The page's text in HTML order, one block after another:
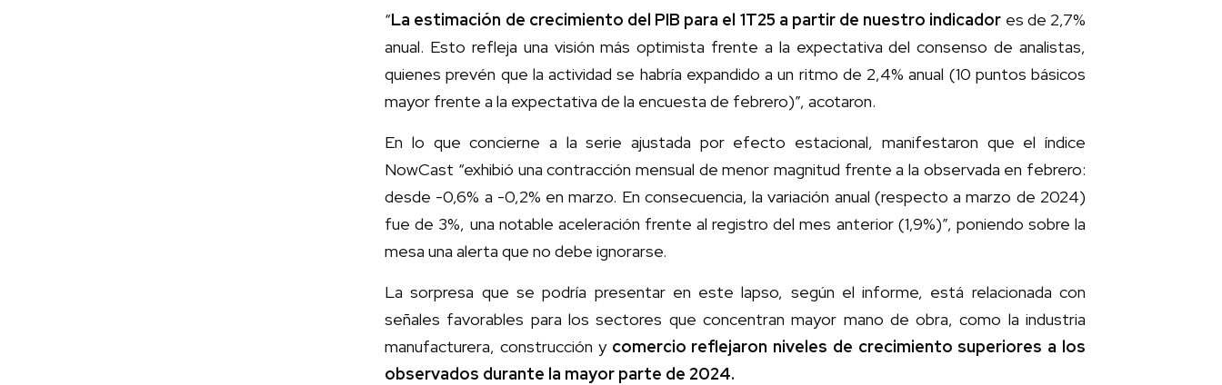
“La estimación de crecimiento del PIB para el 1T25 a partir de nuestro indicador es de 2,7%
anual. Esto refleja una visión más optimista frente a la expectativa del consenso de analistas,
quienes prevén que la actividad se habría expandido a un ritmo de 2,4% anual (10 puntos básicos
mayor frente a la expectativa de la encuesta de febrero)”, acotaron.
En lo que concierne a la serie ajustada por efecto estacional, manifestaron que el índice
NowCast “exhibió una contracción mensual de menor magnitud frente a la observada en febrero:
desde -0,6% a -0,2% en marzo. En consecuencia, la variación anual (respecto a marzo de 2024)
fue de 3%, una notable aceleración frente al registro del mes anterior (1,9%)”, poniendo sobre la
mesa una alerta que no debe ignorarse.
La sorpresa que se podría presentar en este lapso, según el informe, está relacionada con
señales favorables para los sectores que concentran mayor mano de obra, como la industria
manufacturera, construcción y comercio reflejaron niveles de crecimiento superiores a los
observados durante la mayor parte de 2024.